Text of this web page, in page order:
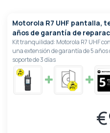
Motorola R7 UHF pantalla,
años de garantía de
Kit tranquilidad: Motorola R7 UHF
una extensión de garantía de 5
soporte de 3 días
€